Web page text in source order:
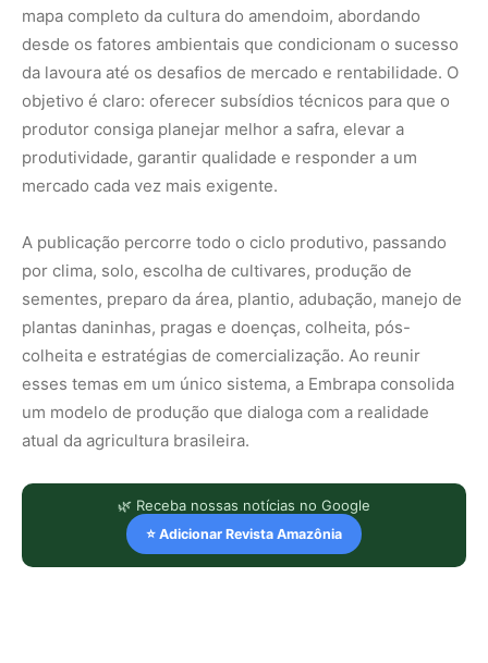
mapa completo da cultura do amendoim, abordando
desde os fatores ambientais que condicionam o sucesso
da lavoura até os desafios de mercado e rentabilidade. O
objetivo é claro: oferecer subsídios técnicos para que o
produtor consiga planejar melhor a safra, elevar a
produtividade, garantir qualidade e responder a um
mercado cada vez mais exigente.
A publicação percorre todo o ciclo produtivo, passando
por clima, solo, escolha de cultivares, produção de
sementes, preparo da área, plantio, adubação, manejo de
plantas daninhas, pragas e doenças, colheita, pós-
colheita e estratégias de comercialização. Ao reunir
esses temas em um único sistema, a Embrapa consolida
um modelo de produção que dialoga com a realidade
atual da agricultura brasileira.
🌿 Receba nossas notícias no Google
⭐ Adicionar Revista Amazônia